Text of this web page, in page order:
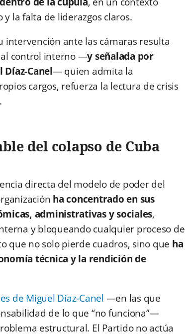
la falta de liderazgos claros.
intervención ante las cámaras resulta
al control interno —y señalada por
Díaz-Canel— quien admita la
cargos, refuerza la lectura de crisis
del colapso de Cuba
directa del modelo de poder del
ha concentrado en sus
administrativas y sociales,
y bloqueando cualquier proceso de
que no solo pierde cuadros, sino que ha
técnica y la rendición de
de Miguel Díaz-Canel —en las que
de lo que “no funciona”—
estructural. El Partido no actúa